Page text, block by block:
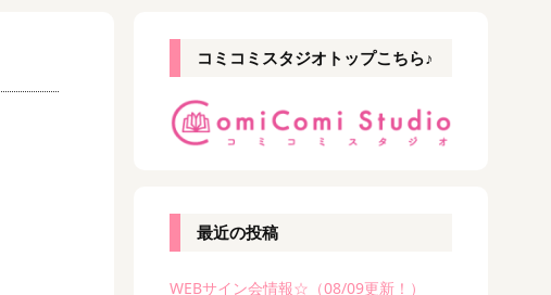
コミコミスタジオトップこちら♪
最近の投稿
WEBサイン会情報☆（08/09更新！）